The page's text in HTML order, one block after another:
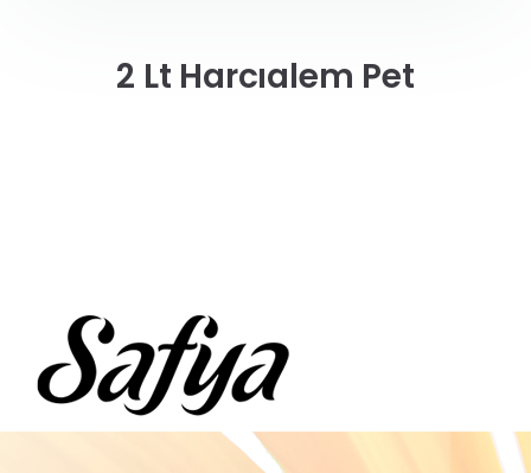
2 Lt Harcıalem Pet